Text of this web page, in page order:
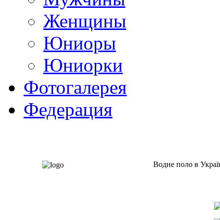
Женщины
Юниоры
Юниорки
Фотогалерея
Федерация
Водне поло в